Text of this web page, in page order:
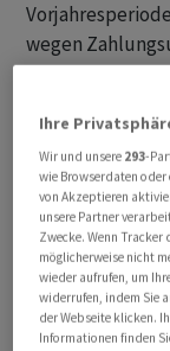
wegen
begeben. Allein
Ein
sowie in Zürich
+18%) statt.
verzeichneten
Ihre
Wir und unsere 293-
wie Browserdaten oder
von Akzeptieren
unsere Partner
Zwecke. Wenn
möglicherweise nicht
wieder aufrufen, um
widerrufen, indem Sie
der Webseite klicken.
Informationen finden